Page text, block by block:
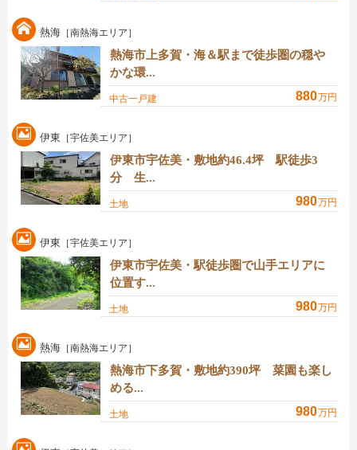
熱海 ［南熱海エリア］
熱海市上多賀・海＆駅まで徒歩圏の穏や
かな環...
中古一戸建 880万円
伊東 ［宇佐美エリア］
伊東市宇佐美・敷地約46.4坪 駅徒歩3
分 生...
土地 980万円
伊東 ［宇佐美エリア］
伊東市宇佐美・駅徒歩圏で山手エリアに
位置す...
土地 980万円
熱海 ［南熱海エリア］
熱海市下多賀・敷地約390坪 菜園も楽し
める...
土地 980万円